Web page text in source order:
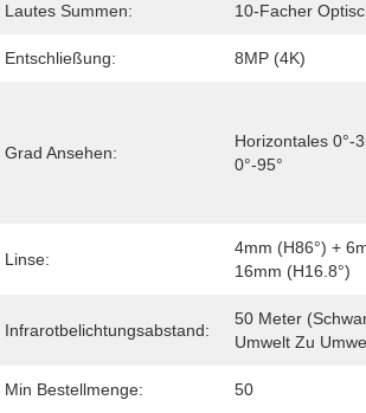
Lautes Summen: 10-Facher
Entschließung: 8MP (4K)
Grad Ansehen:
Horizontales 0°-
0°-95°
Linse:
4mm (H86°) +
16mm (H16.8°)
Infrarotbelichtungsabstand:
50 Meter
Umwelt Zu
Min Bestellmenge: 50